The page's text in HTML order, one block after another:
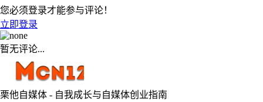
您必须登录才能参与评论！
立即登录
暂无评论...
栗他自媒体 - 自我成长与自媒体创业指南